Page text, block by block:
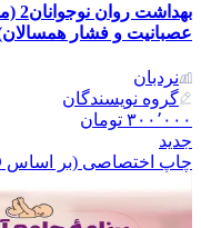
عصبانیت و فشار
نردبان
گروه نویسندگان
۳۰۰٬۰۰۰ تومان
جدید
چاپ اختصاصی (بر اساس POD)